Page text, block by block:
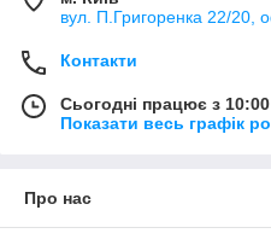
вул. П.Григоренка 22/20,
Контакти
Сьогодні працює з
Показати весь графік
Про нас